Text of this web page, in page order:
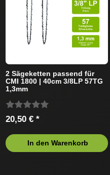
2 Sägeketten passend für
CMI 1800 | 40cm 3/8LP 57TG
1,3mm
20,50 € *
In den Warenkorb